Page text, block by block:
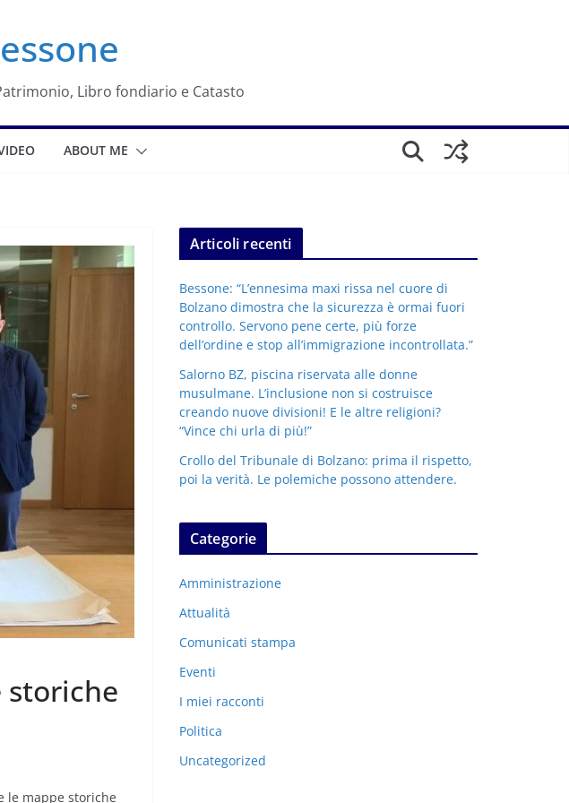
Libro fondiario e Catasto
ABOUT ME
storiche
le mappe storiche
Articoli recenti
Bessone: “L’ennesima maxi rissa nel cuore di
Bolzano dimostra che la sicurezza è ormai fuori
controllo. Servono pene certe, più forze
dell’ordine e stop all’immigrazione incontrollata.”
Salorno BZ, piscina riservata alle donne
musulmane. L’inclusione non si costruisce
creando nuove divisioni! E le altre religioni?
“Vince chi urla di più!”
Crollo del Tribunale di Bolzano: prima il rispetto,
poi la verità. Le polemiche possono attendere.
Categorie
Amministrazione
Attualità
Comunicati stampa
Eventi
I miei racconti
Politica
Uncategorized